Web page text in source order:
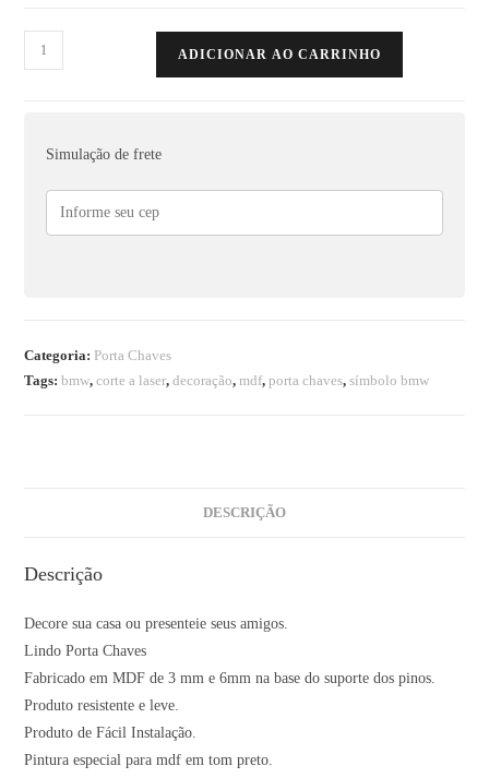
ADICIONAR AO CARRINHO
Simulação de frete
Categoria: Porta Chaves
Tags:bmw,corte a laser,decoração,mdf,porta chaves,símbolo bmw
DESCRIÇÃO
Descrição
Decore sua casa ou presenteie seus amigos.
Lindo Porta Chaves
Fabricado em MDF de 3 mm e 6mm na base do suporte dos pinos.
Produto resistente e leve.
Produto de Fácil Instalação.
Pintura especial para mdf em tom preto.